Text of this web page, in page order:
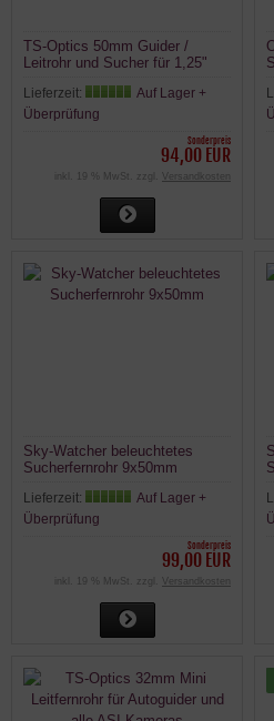
TS-Optics 50mm Guider /
Leitrohr und Sucher für 1,25"
Lieferzeit:
Auf Lager +
Überprüfung
Sonderpreis
94,00 EUR
inkl. 19 % MwSt. zzgl. Versandkosten
Sky-Watcher beleuchtetes
Sucherfernrohr 9x50mm
Lieferzeit:
Auf Lager +
Überprüfung
Sonderpreis
99,00 EUR
inkl. 19 % MwSt. zzgl. Versandkosten